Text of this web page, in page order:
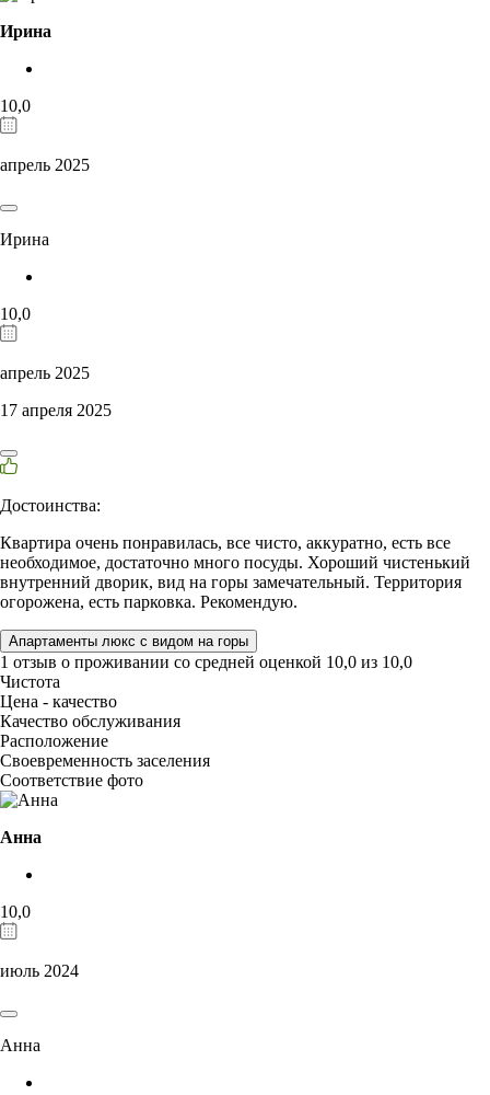
Ирина
10,0
апрель 2025
Ирина
10,0
апрель 2025
17 апреля 2025
Достоинства:
Квартира очень понравилась, все чисто, аккуратно, есть все
необходимое, достаточно много посуды. Хороший чистенький
внутренний дворик, вид на горы замечательный. Территория
огорожена, есть парковка. Рекомендую.
Апартаменты люкс с видом на горы
1 отзыв о проживании со средней оценкой 10,0 из 10,0
Чистота
Цена - качество
Качество обслуживания
Расположение
Своевременность заселения
Соответствие фото
Анна
10,0
июль 2024
Анна